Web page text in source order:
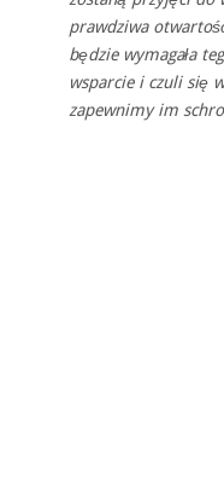
prawdziwa
będzie wymagała
wsparcie i czuli się
zapewnimy im